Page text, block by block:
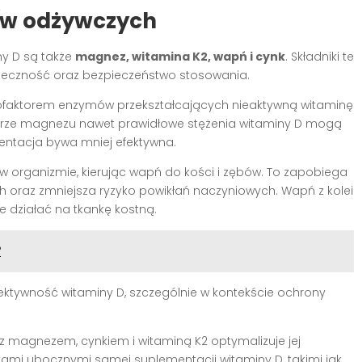
odżywczych
D są także magnez, witamina K2, wapń i cynk. Składniki te
oraz bezpieczeństwo stosowania.
enzymów przekształcających nieaktywną witaminę
magnezu nawet prawidłowe stężenia witaminy D mogą
bywa mniej efektywna.
organizmie, kierując wapń do kości i zębów. To zapobiega
zmniejsza ryzyko powikłań naczyniowych. Wapń z kolei
działać na tkankę kostną.
witaminy D, szczególnie w kontekście ochrony
cynkiem i witaminą K2 optymalizuje jej